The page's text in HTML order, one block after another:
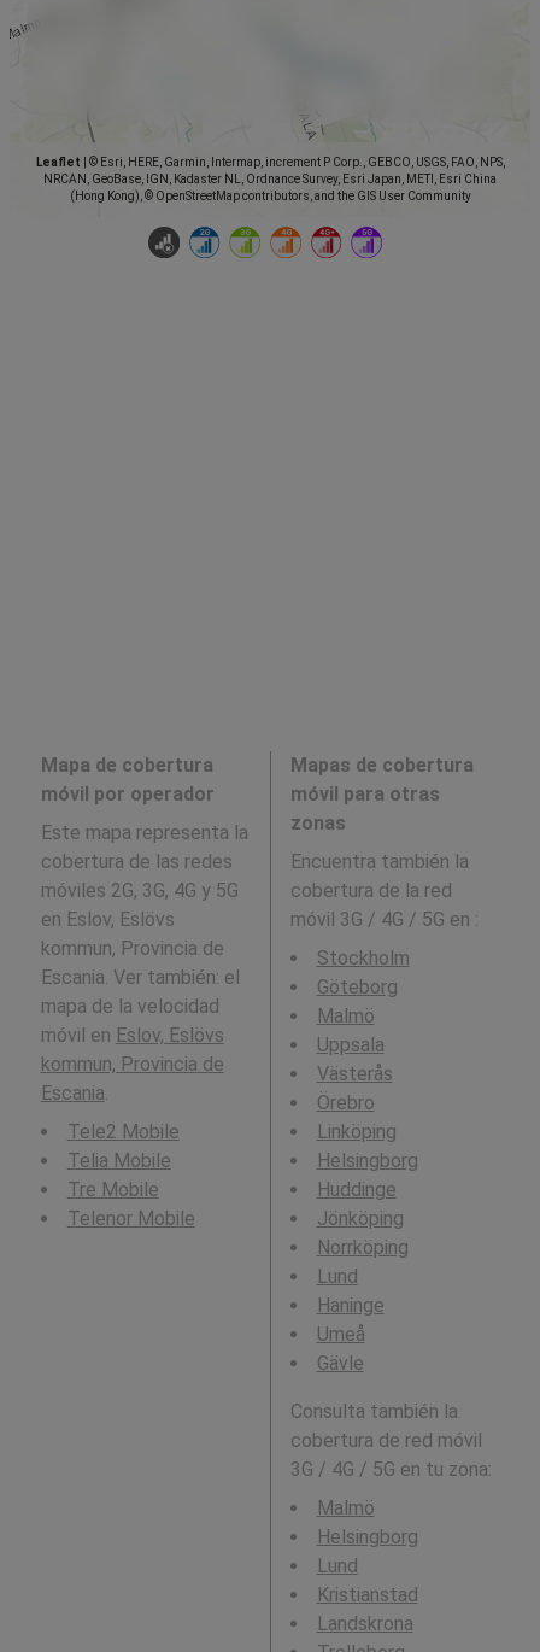
Leaflet
© Esri, HERE, Garmin, Intermap, increment P Corp., GEBCO, USGS, FAO, NPS,
NRCAN, GeoBase, IGN, Kadaster NL, Ordnance Survey, Esri Japan, METI, Esri China
(Hong Kong), © OpenStreetMap contributors, and the GIS User Community
Mapa de cobertura
móvil por operador
Este mapa representa la
cobertura de las redes
móviles 2G, 3G, 4G y 5G
en Eslov, Eslövs
kommun, Provincia de
Escania. Ver también: el
mapa de la velocidad
móvil en Eslov, Eslövs
kommun, Provincia de
Escania.
Tele2 Mobile
Telia Mobile
Tre Mobile
Telenor Mobile
Mapas de cobertura
móvil para otras
zonas
Encuentra también la
cobertura de la red
móvil 3G / 4G / 5G en :
Stockholm
Göteborg
Malmö
Uppsala
Västerås
Örebro
Linköping
Helsingborg
Huddinge
Jönköping
Norrköping
Lund
Haninge
Umeå
Gävle
Consulta también la
cobertura de red móvil
3G / 4G / 5G en tu zona:
Malmö
Helsingborg
Lund
Kristianstad
Landskrona